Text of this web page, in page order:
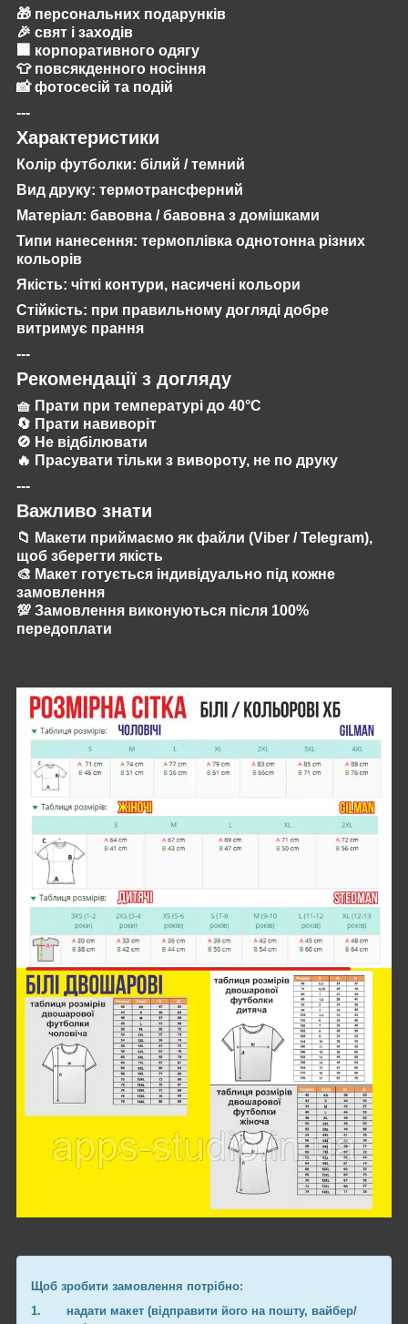
🎁 персональних подарунків
🎉 свят і заходів
🏢 корпоративного одягу
👕 повсякденного носіння
📸 фотосесій та подій
---
Характеристики
Колір футболки: білий / темний
Вид друку: термотрансферний
Матеріал: бавовна / бавовна з домішками
Типи нанесення: термоплівка однотонна різних
кольорів
Якість: чіткі контури, насичені кольори
Стійкість: при правильному догляді добре
витримує прання
---
Рекомендації з догляду
🧺 Прати при температурі до 40°C
🔄 Прати навиворіт
🚫 Не відбілювати
🔥 Прасувати тільки з вивороту, не по друку
---
Важливо знати
📁 Макети приймаємо як файли (Viber / Telegram),
щоб зберегти якість
🎨 Макет готується індивідуально під кожне
замовлення
💯 Замовлення виконуються після 100%
передоплати
Щоб зробити замовлення потрібно:
1. надати макет (відправити його на пошту, вайбер/